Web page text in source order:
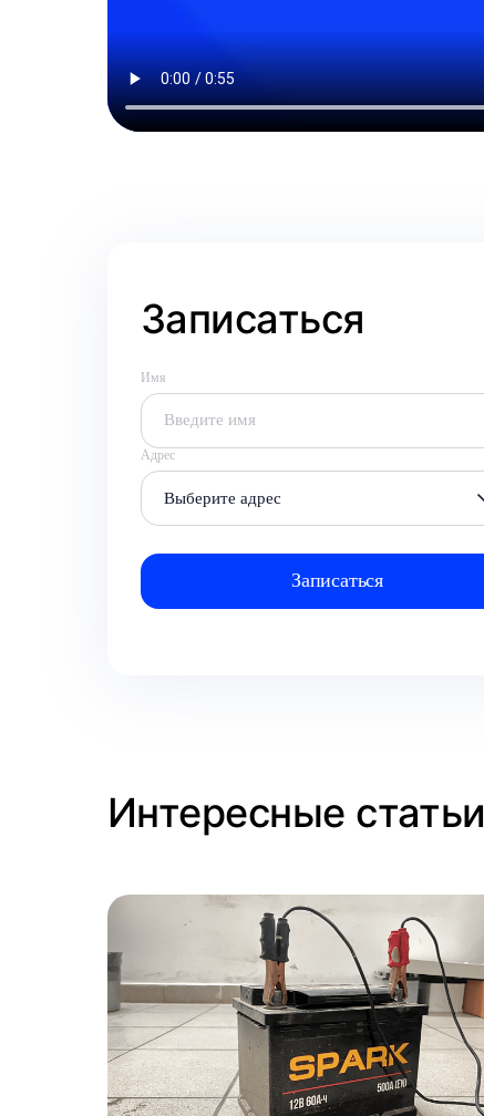
Записаться
Имя
Адрес
Выберите адрес
Интересные статьи